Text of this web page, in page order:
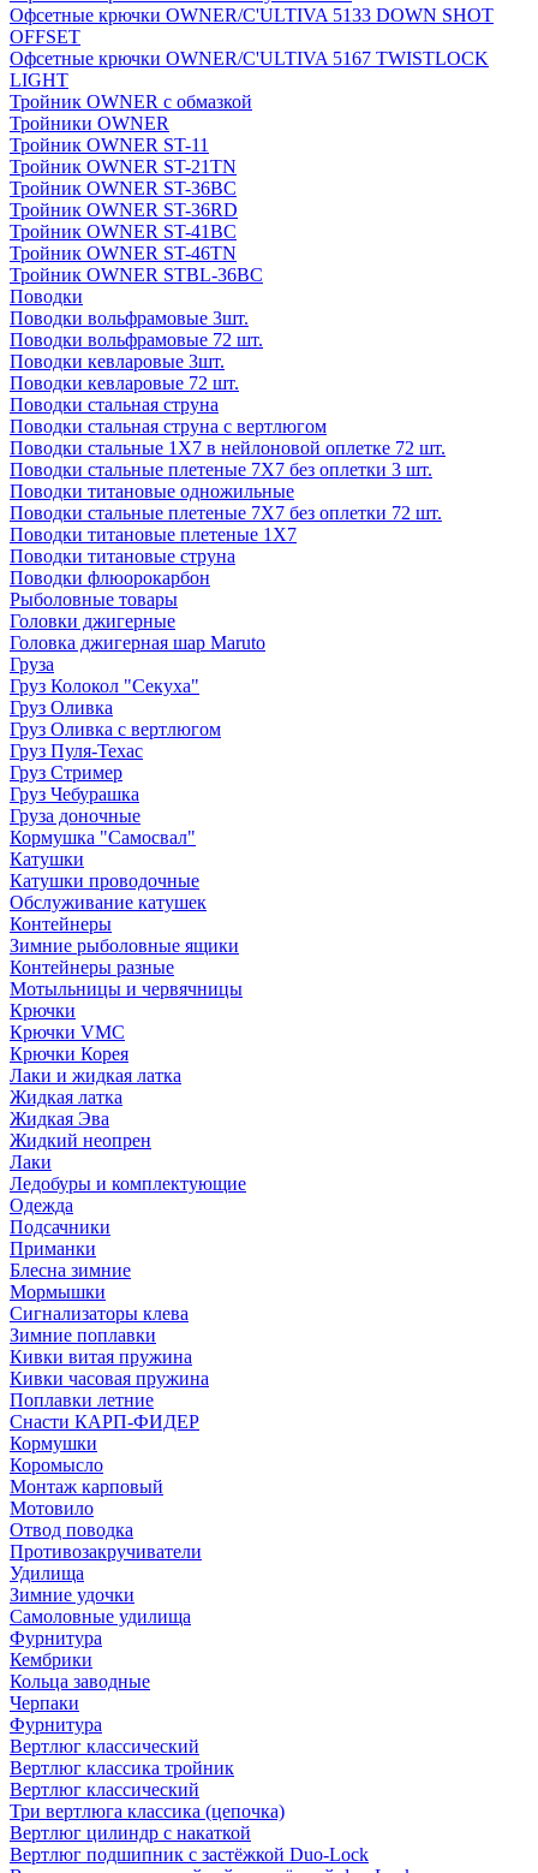
Офсетные крючки OWNER/C'ULTIVA 5133 DOWN SHOT
OFFSET
Офсетные крючки OWNER/C'ULTIVA 5167 TWISTLOCK
LIGHT
Тройник OWNER с обмазкой
Тройники OWNER
Тройник OWNER ST-11
Тройник OWNER ST-21TN
Тройник OWNER ST-36BC
Тройник OWNER ST-36RD
Тройник OWNER ST-41BC
Тройник OWNER ST-46TN
Тройник OWNER STBL-36BC
Поводки
Поводки вольфрамовые 3шт.
Поводки вольфрамовые 72 шт.
Поводки кевларовые 3шт.
Поводки кевларовые 72 шт.
Поводки стальная струна
Поводки стальная струна с вертлюгом
Поводки стальные 1X7 в нейлоновой оплетке 72 шт.
Поводки стальные плетеные 7X7 без оплетки 3 шт.
Поводки титановые одножильные
Поводки стальные плетеные 7X7 без оплетки 72 шт.
Поводки титановые плетеные 1X7
Поводки титановые струна
Поводки флюорокарбон
Рыболовные товары
Головки джигерные
Головка джигерная шар Maruto
Груза
Груз Колокол "Секуха"
Груз Оливка
Груз Оливка с вертлюгом
Груз Пуля-Техас
Груз Стример
Груз Чебурашка
Груза доночные
Кормушка "Самосвал"
Катушки
Катушки проводочные
Обслуживание катушек
Контейнеры
Зимние рыболовные ящики
Контейнеры разные
Мотыльницы и червячницы
Крючки
Крючки VMC
Крючки Корея
Лаки и жидкая латка
Жидкая латка
Жидкая Эва
Жидкий неопрен
Лаки
Ледобуры и комплектующие
Одежда
Подсачники
Приманки
Блесна зимние
Мормышки
Сигнализаторы клева
Зимние поплавки
Кивки витая пружина
Кивки часовая пружина
Поплавки летние
Снасти КАРП-ФИДЕР
Кормушки
Коромысло
Монтаж карповый
Мотовило
Отвод поводка
Противозакручиватели
Удилища
Зимние удочки
Самоловные удилища
Фурнитура
Кембрики
Кольца заводные
Черпаки
Фурнитура
Вертлюг классический
Вертлюг классика тройник
Вертлюг классический
Три вертлюга классика (цепочка)
Вертлюг цилиндр с накаткой
Вертлюг подшипник с застёжкой Duo-Lock